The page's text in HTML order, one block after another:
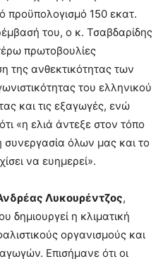
προϋπολογισμό 150 εκατ.
του, ο κ. Τσαβδαρίδης
πρωτοβουλίες
της ανθεκτικότητας των
του ελληνικού
και τις εξαγωγές, ενώ
«η ελιά άντεξε στον τόπο
συνεργασία όλων μας και το
να ευημερεί».
Λυκουρέντζος,
δημιουργεί η κλιματική
οργανισμούς και
Επισήμανε ότι οι